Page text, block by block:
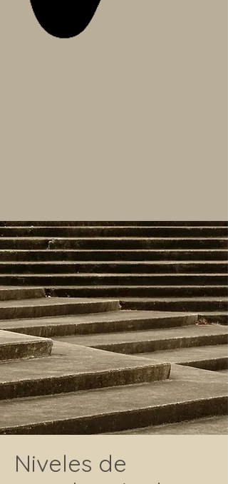
Niveles de